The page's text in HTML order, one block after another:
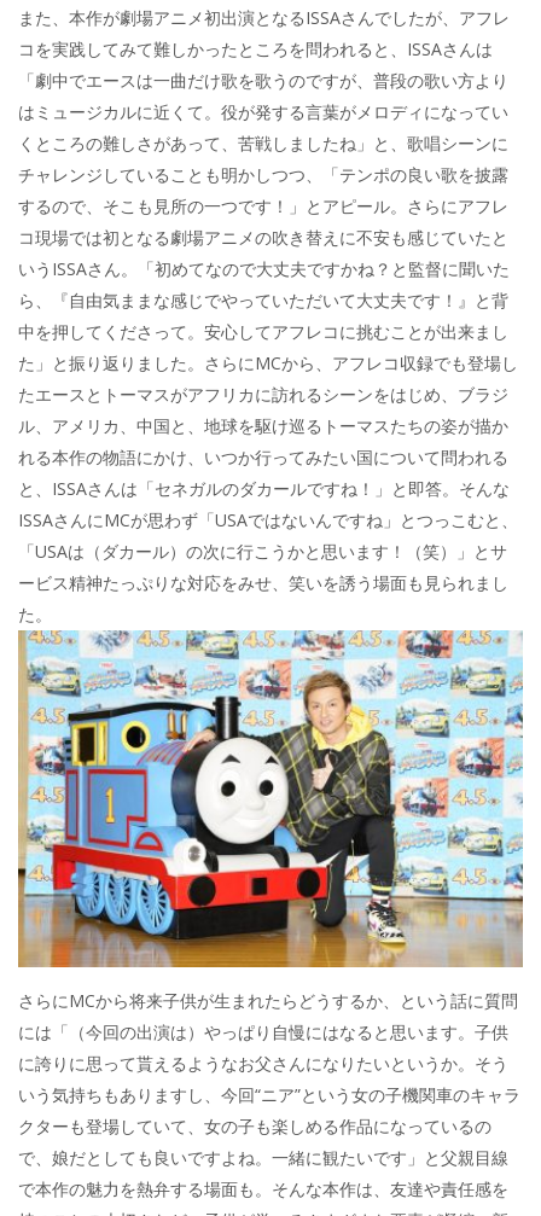
また、本作が劇場アニメ初出演となるISSAさんでしたが、アフレ
コを実践してみて難しかったところを問われると、ISSAさんは
「劇中でエースは一曲だけ歌を歌うのですが、普段の歌い方より
はミュージカルに近くて。役が発する言葉がメロディになってい
くところの難しさがあって、苦戦しましたね」と、歌唱シーンに
チャレンジしていることも明かしつつ、「テンポの良い歌を披露
するので、そこも見所の一つです！」とアピール。さらにアフレ
コ現場では初となる劇場アニメの吹き替えに不安も感じていたと
いうISSAさん。「初めてなので大丈夫ですかね？と監督に聞いた
ら、『自由気ままな感じでやっていただいて大丈夫です！』と背
中を押してくださって。安心してアフレコに挑むことが出来まし
た」と振り返りました。さらにMCから、アフレコ収録でも登場し
たエースとトーマスがアフリカに訪れるシーンをはじめ、ブラジ
ル、アメリカ、中国と、地球を駆け巡るトーマスたちの姿が描か
れる本作の物語にかけ、いつか行ってみたい国について問われる
と、ISSAさんは「セネガルのダカールですね！」と即答。そんな
ISSAさんにMCが思わず「USAではないんですね」とつっこむと、
「USAは（ダカール）の次に行こうかと思います！（笑）」とサ
ービス精神たっぷりな対応をみせ、笑いを誘う場面も見られまし
た。
さらにMCから将来子供が生まれたらどうするか、という話に質問
には「（今回の出演は）やっぱり自慢にはなると思います。子供
に誇りに思って貰えるようなお父さんになりたいというか。そう
いう気持ちもありますし、今回“ニア”という女の子機関車のキャラ
クターも登場していて、女の子も楽しめる作品になっているの
で、娘だとしても良いですよね。一緒に観たいです」と父親目線
で本作の魅力を熱弁する場面も。そんな本作は、友達や責任感を